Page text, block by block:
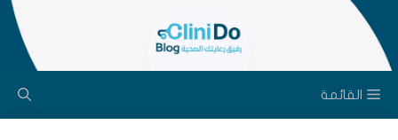
إلى
المحتوى
القائمة